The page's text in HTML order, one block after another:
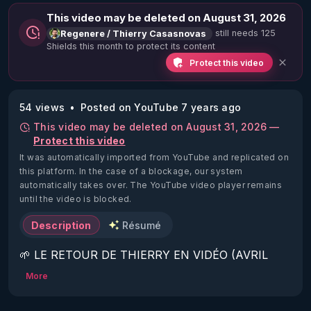
This video may be deleted on August 31, 2026
Regenere / Thierry Casasnovas
still needs 125
Shields this month to protect its content
Protect this video
54 views
Posted on YouTube 7 years ago
This video may be deleted on August 31, 2026 —
Protect this video
It was automatically imported from YouTube and replicated on
this platform. In the case of a blockage, our system
automatically takes over. The YouTube video player remains
until the video is blocked.
Description Résumé
🌱 LE RETOUR DE THIERRY EN VIDÉO (AVRIL
2022)!
More